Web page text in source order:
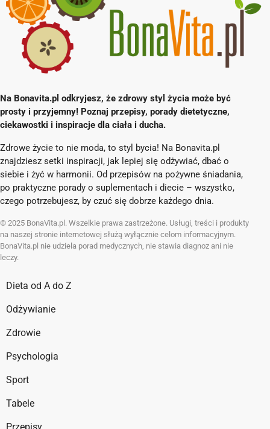
Na Bonavita.pl odkryjesz, że zdrowy styl życia może być
prosty i przyjemny! Poznaj przepisy, porady dietetyczne,
ciekawostki i inspiracje dla ciała i ducha.
Zdrowe życie to nie moda, to styl bycia! Na Bonavita.pl
znajdziesz setki inspiracji, jak lepiej się odżywiać, dbać o
siebie i żyć w harmonii. Od przepisów na pożywne śniadania,
po praktyczne porady o suplementach i diecie – wszystko,
czego potrzebujesz, by czuć się dobrze każdego dnia.
© 2025 BonaVita.pl. Wszelkie prawa zastrzeżone. Usługi, treści i produkty
na naszej stronie internetowej służą wyłącznie celom informacyjnym.
BonaVita.pl nie udziela porad medycznych, nie stawia diagnoz ani nie
leczy.
Dieta od A do Z
Odżywianie
Zdrowie
Psychologia
Sport
Tabele